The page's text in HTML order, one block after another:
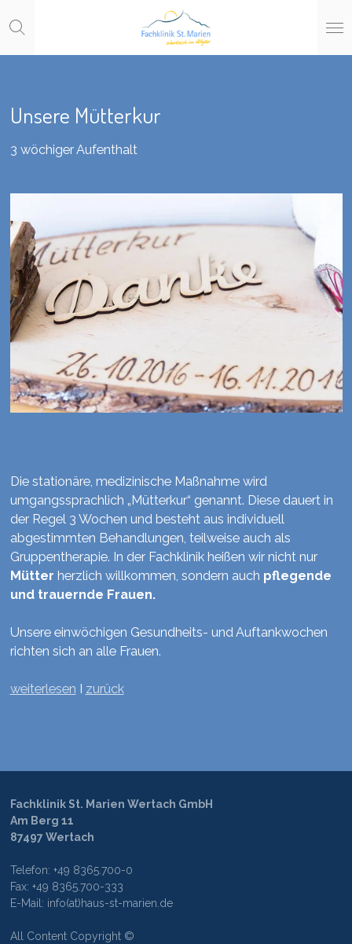
Zum
Hauptinhalt
springen
Unsere Mütterkur
3 wöchiger Aufenthalt
Die stationäre, medizinische Maßnahme wird
umgangssprachlich „Mütterkur“ genannt. Diese dauert in
der Regel 3 Wochen und besteht aus individuell
abgestimmten Behandlungen, teilweise auch als
Gruppentherapie. In der Fachklinik heißen wir nicht nur
Mütter herzlich willkommen, sondern auch pflegende
und trauernde Frauen.
Unsere einwöchigen Gesundheits- und Auftankwochen
richten sich an alle Frauen.
weiterlesen I zurück
Fachklinik St. Marien Wertach GmbH
Am Berg 11
87497 Wertach
Telefon: +49 8365.700-0
Fax: +49 8365.700-333
E-Mail: info(at)haus-st-marien.de
All Content Copyright ©